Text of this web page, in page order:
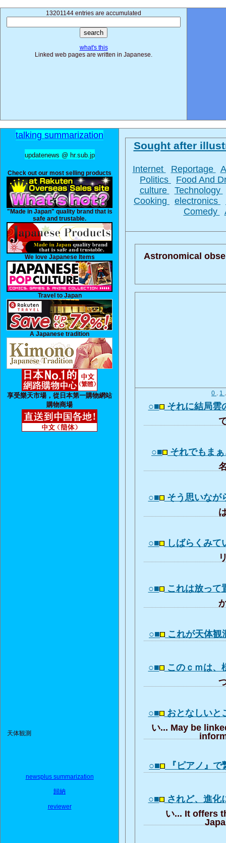
13201144 entries are accumulated
what's this
Linked web pages are written in Japanese.
talking summarization
updatenews @ hr.sub.jp
Check out our most selling products
"Made in Japan" quality brand that is
safe and trustable.
We love Japanese Items
Travel to Japan
A Japanese tradition
享受樂天市場，從日本第一購物網站
購物商場
天体観測
newsplus summarization
歸納
reviewer
Sought after
Internet Reportage
Politics
Food And
culture
Technology
Cooking
electronics
Comedy
Astronomical
0 . 1
○■ それに結局
○■ それでもま
○■ そう思いな
○■ しばらくみ
○■ これは放っ
○■ これが天体
○■ このｃｍは
○■ おとなしい
い... May be
○■ 『ピアノ』
○■ されど、進
い... It offers